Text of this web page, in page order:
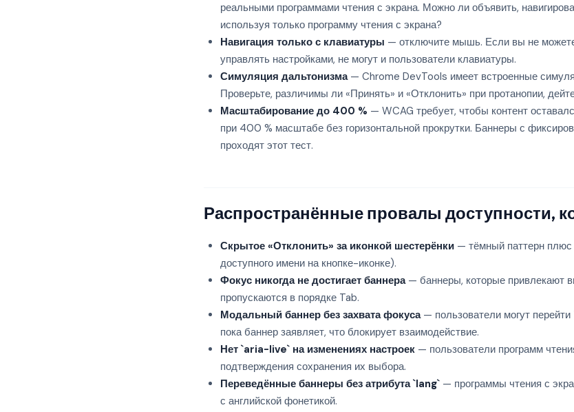
реальными программами чтения с экрана. Можно ли объявить,
используя только программу чтения с экрана?
Навигация только с клавиатуры — отключите мышь. Если вы не
управлять настройками, не могут и пользователи клавиатуры.
Симуляция дальтонизма— Chrome DevTools имеет встроенные
Проверьте, различимы ли «Принять» и «Отклонить» при протанопии,
Масштабирование до 400 % — WCAG требует, чтобы контент
при 400 % масштабе без горизонтальной прокрутки. Баннеры с
проходят этот тест.
Распространённые провалы доступности,
Скрытое «Отклонить» за иконкой шестерёнки — тёмный паттерн плюс
доступного имени на кнопке-иконке).
Фокус никогда не достигает баннера— баннеры, которые привлекают
пропускаются в порядке Tab.
Модальный баннер без захвата фокуса— пользователи могут
пока баннер заявляет, что блокирует взаимодействие.
Нет `aria-live` на изменениях настроек — пользователи программ
подтверждения сохранения их выбора.
Переведённые баннеры без атрибута `lang` — программы чтения с
с английской фонетикой.